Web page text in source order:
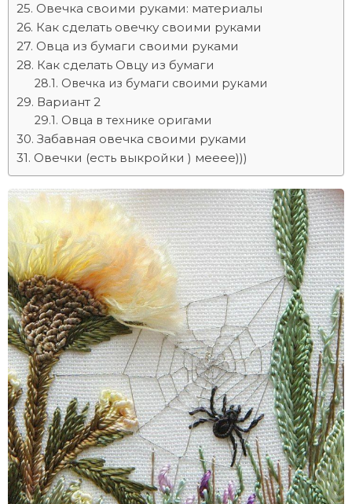
Овечка своими руками: материалы
Как сделать овечку своими руками
Овца из бумаги своими руками
Как сделать Овцу из бумаги
Овечка из бумаги своими руками
Вариант 2
Овца в технике оригами
Забавная овечка своими руками
Овечки (есть выкройки ) мееее)))